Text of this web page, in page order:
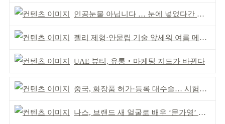
인공눈물 아닙니다 … 눈에 넣었다간 각막 손상
젤리 제형·안묻립 기술 앞세워 여름 메이크업 시장 공략
UAE 뷰티, 유통‧마케팅 지도가 바뀐다
중국, 화장품 허가·등록 대수술… 시험자료 공용 허용
나스, 브랜드 새 얼굴로 배우 ‘문가영’ 발탁